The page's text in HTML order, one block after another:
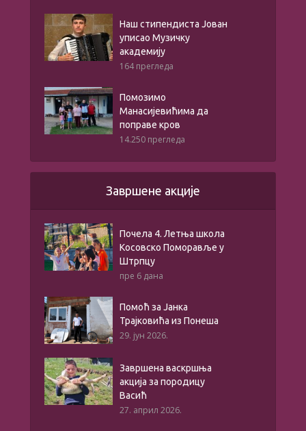
Наш стипендиста Јован
уписао Музичку
академију
164 прегледа
Помозимо
Манасијевићима да
поправе кров
14.250 прегледа
Завршене акције
Почела 4. Летња школа
Косовско Поморавље у
Штрпцу
пре 6 дана
Помоћ за Јанка
Трајковића из Понеша
29. јун 2026.
Завршена васкршња
акција за породицу
Васић
27. април 2026.